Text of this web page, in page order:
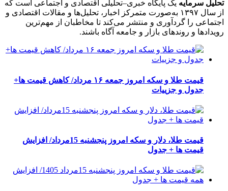
تحلیل سرمایه یک پایگاه خبری–تحلیلی اقتصادی و اجتماعی است که
از سال ۱۳۹۷ به‌صورت متمرکز اخبار، تحلیل‌ها و مقالات اقتصادی و
اجتماعی را گردآوری و منتشر می‌کند تا مخاطبان از مهم‌ترین
رویدادها و روندهای بازار و جامعه آگاه باشند.
قیمت طلا و سکه امروز جمعه ۱۶ مرداد/ کاهش قیمت ها+
جدول و جزییات
قیمت طلا، دلار و سکه امروز پنجشنبه 15مرداد/ افزایش
قیمت ها + جدول